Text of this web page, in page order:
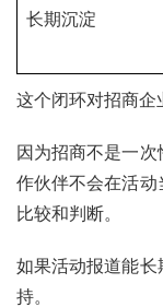
长期沉淀
这个闭环对招商企
因为招商不是一
作伙伴不会在活动
比较和判断。
如果活动报道能长
持。